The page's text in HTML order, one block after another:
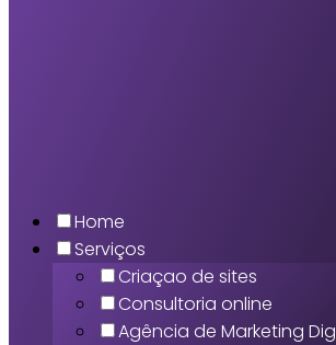
Home
Serviços
Criaçao de sites
Consultoria online
Agência de Marketing